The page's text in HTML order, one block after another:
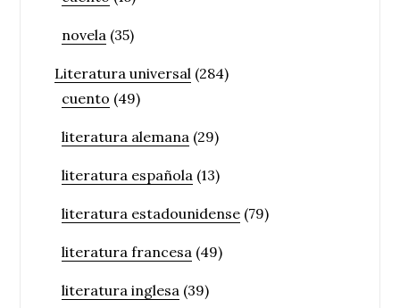
novela (35)
Literatura universal (284)
cuento (49)
literatura alemana (29)
literatura española (13)
literatura estadounidense (79)
literatura francesa (49)
literatura inglesa (39)